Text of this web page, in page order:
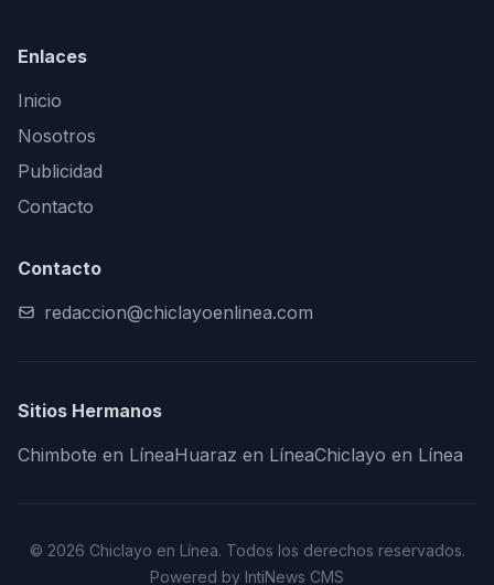
Enlaces
Inicio
Nosotros
Publicidad
Contacto
Contacto
redaccion@chiclayoenlinea.com
Sitios Hermanos
Chimbote en LíneaHuaraz en LíneaChiclayo en Línea
© 2026 Chiclayo en Línea. Todos los derechos reservados.
Powered by IntiNews CMS